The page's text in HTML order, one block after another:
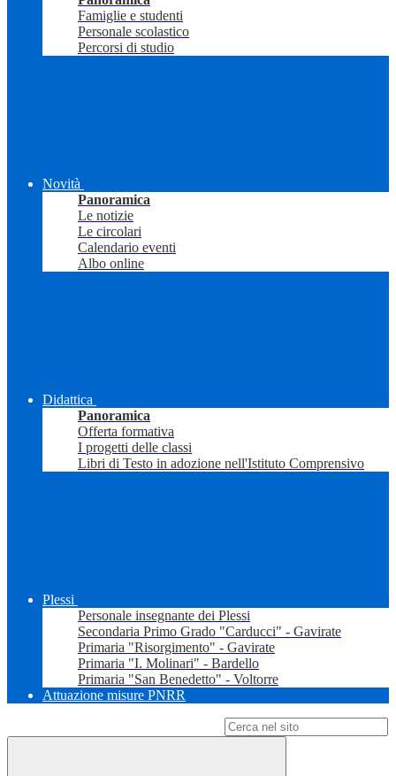
Famiglie e studenti
Personale scolastico
Percorsi di studio
Novità
Panoramica
Le notizie
Le circolari
Calendario eventi
Albo online
Didattica
Panoramica
Offerta formativa
I progetti delle classi
Libri di Testo in adozione nell'Istituto Comprensivo
Plessi
Personale insegnante dei Plessi
Secondaria Primo Grado "Carducci" - Gavirate
Primaria "Risorgimento" - Gavirate
Primaria "I. Molinari" - Bardello
Primaria "San Benedetto" - Voltorre
Attuazione misure PNRR